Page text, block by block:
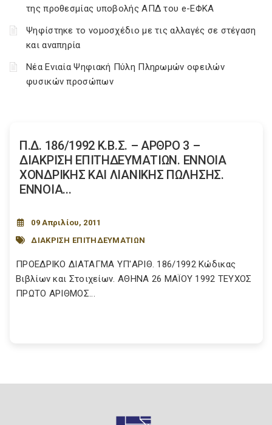
της προθεσμίας υποβολής ΑΠΔ του e-ΕΦΚΑ
Ψηφίστηκε το νομοσχέδιο με τις αλλαγές σε στέγαση
και αναπηρία
Νέα Ενιαία Ψηφιακή Πύλη Πληρωμών οφειλών
φυσικών προσώπων
Π.Δ. 186/1992 Κ.Β.Σ. – ΑΡΘΡΟ 3 –
ΔΙΑΚΡΙΣΗ ΕΠΙΤΗΔΕΥΜΑΤΙΩΝ. ΕΝΝΟΙΑ
ΧΟΝΔΡΙΚΗΣ ΚΑΙ ΛΙΑΝΙΚΗΣ ΠΩΛΗΣΗΣ.
ΕΝΝΟΙΑ...
09 Απριλίου, 2011
ΔΙΑΚΡΙΣΗ ΕΠΙΤΗΔΕΥΜΑΤΙΩΝ
ΠΡΟΕΔΡΙΚΟ ΔΙΑΤΑΓΜΑ ΥΠ'ΑΡΙΘ. 186/1992 Κώδικας
Βιβλίων και Στοιχείων. ΑΘΗΝΑ 26 ΜΑΪΟΥ 1992 ΤΕΥΧΟΣ
ΠΡΩΤΟ ΑΡΙΘΜΟΣ...